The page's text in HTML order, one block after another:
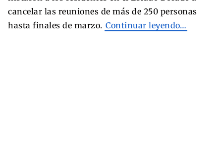
cancelar las reuniones de más de 250 personas
hasta finales de marzo. Continuar leyendo…